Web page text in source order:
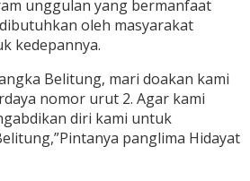
unggulan yang bermanfaat
oleh masyarakat
kedepannya.
Belitung, mari doakan kami
nomor urut 2. Agar kami
diri kami untuk
panglima Hidayat